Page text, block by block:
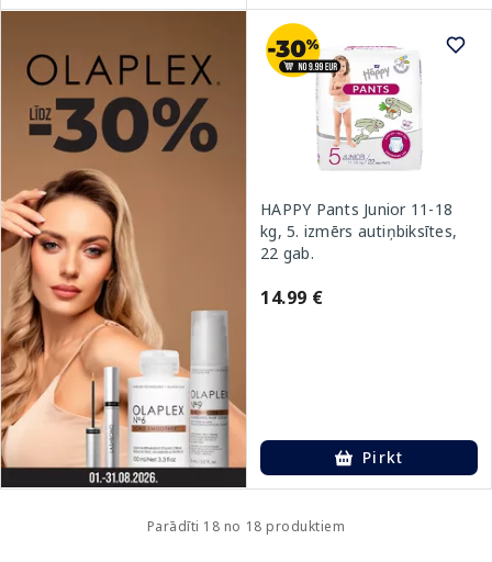
HAPPY Pants Junior 11-18
kg, 5. izmērs autiņbiksītes,
22 gab.
14.99 €
Pirkt
Parādīti 18 no 18 produktiem